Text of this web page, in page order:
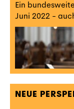
Ein
Juni 2022 -
NEUE